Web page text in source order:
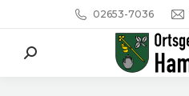
02653-7036
Search: